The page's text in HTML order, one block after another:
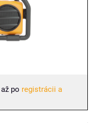
po registrácii a